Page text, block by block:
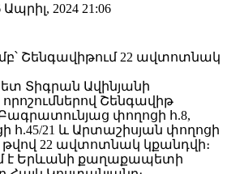
Ապրիլ, 2024 21:06
Տիգրան Ավինյանի
Շենգավիթ
փողոցի հ.8,
հ.45/21 և Արտաշիսյան փողոցի
թվով 22 ավտոտնակ կքանդվի։
է Երևանի քաղաքապետի